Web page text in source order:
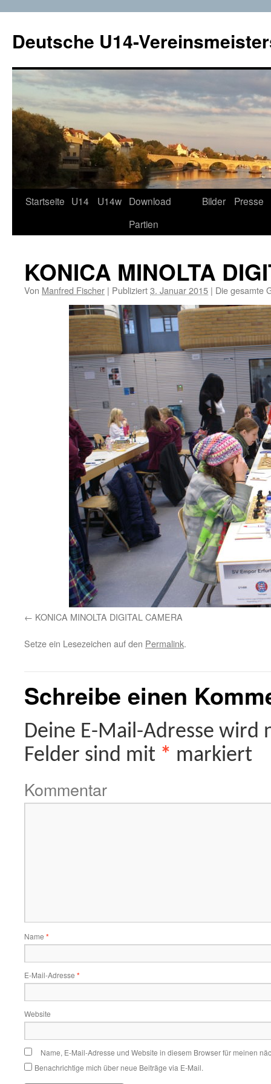
Deutsche U14-
Zum
Startseite U14 U14w Download
Partien
Bilder Presse
KONICA MINOLTA
Von Manfred Fischer | Publiziert3. Januar 2015 | Die gesamte
KONICA MINOLTA DIGITAL CAMERA
Setze ein Lesezeichen auf den Permalink.
Schreibe einen
Deine E-Mail-Adresse
Felder sind mit * markiert
Kommentar
Name *
E-Mail-Adresse *
Website
Name, E-Mail-Adresse und Website in diesem Browser für meinen
Benachrichtige mich über neue Beiträge via E-Mail.